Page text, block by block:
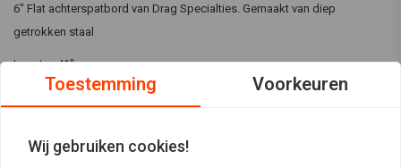
6" Flat achterspatbord van Drag Specialties. Gemaakt van diep
getrokken staal
Lengte : 41"
Kleur : Naturel
Afwerking : Onbehandeld
Positie : Achterzijde
Toestemming Voorkeuren
Wij gebruiken cookies!